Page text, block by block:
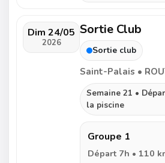
Dim 24/05
2026
Sortie Club
Sortie club
Saint-Palais •
Semaine 21 •
la piscine
Groupe 1
Départ 7h • 110